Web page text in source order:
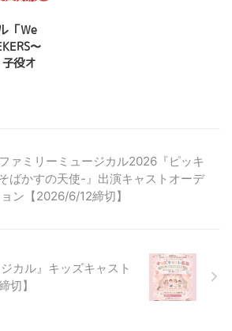
ーディ
ついて
ミュ
、舞台
「We
〜
役オ
品は、
してい
Go!
含む）
ャスト
ァミリーミュージカル2026『ピッキ
ばかすの天使-』出演キャストオーデ
ン【2026/6/12締切】
カル』キッズキャスト
切】